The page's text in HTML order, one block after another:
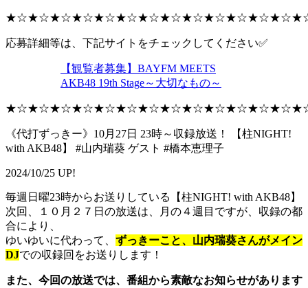
応募詳細等は、下記サイトをチェックしてください✅
【観覧者募集】BAYFM MEETS
AKB48 19th Stage～大切なもの～
《代打ずっきー》10月27日 23時～収録放送！ 【柱NIGHT!
with AKB48】 #山内瑞葵 ゲスト #橋本恵理子
2024/10/25 UP!
毎週日曜23時からお送りしている【柱NIGHT! with AKB48】
次回、１０月２７日の放送は、月の４週目ですが、収録の都
合により、
ゆいゆいに代わって、 ずっきーこと、山内瑞葵さんがメイン
DJでの収録回をお送りします！
また、今回の放送では、番組から素敵なお知らせがあります